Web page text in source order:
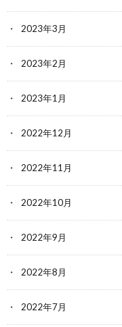
2023年3月
2023年2月
2023年1月
2022年12月
2022年11月
2022年10月
2022年9月
2022年8月
2022年7月